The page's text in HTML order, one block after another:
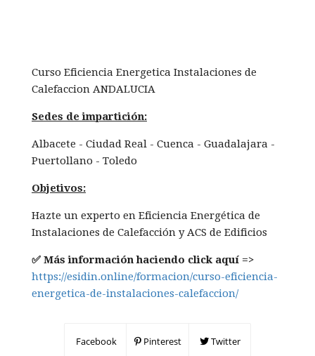
Curso Eficiencia Energetica Instalaciones de
Calefaccion ANDALUCIA
Sedes de impartición:
Albacete - Ciudad Real - Cuenca - Guadalajara -
Puertollano - Toledo
Objetivos:
Hazte un experto en Eficiencia Energética de
Instalaciones de Calefacción y ACS de Edificios
✅ Más información haciendo click aquí =>
https://esidin.online/formacion/curso-eficiencia-
energetica-de-instalaciones-calefaccion/
Facebook Pinterest Twitter